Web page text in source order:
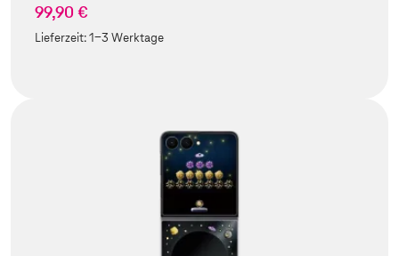
99,90 €
Lieferzeit:1-3 Werktage